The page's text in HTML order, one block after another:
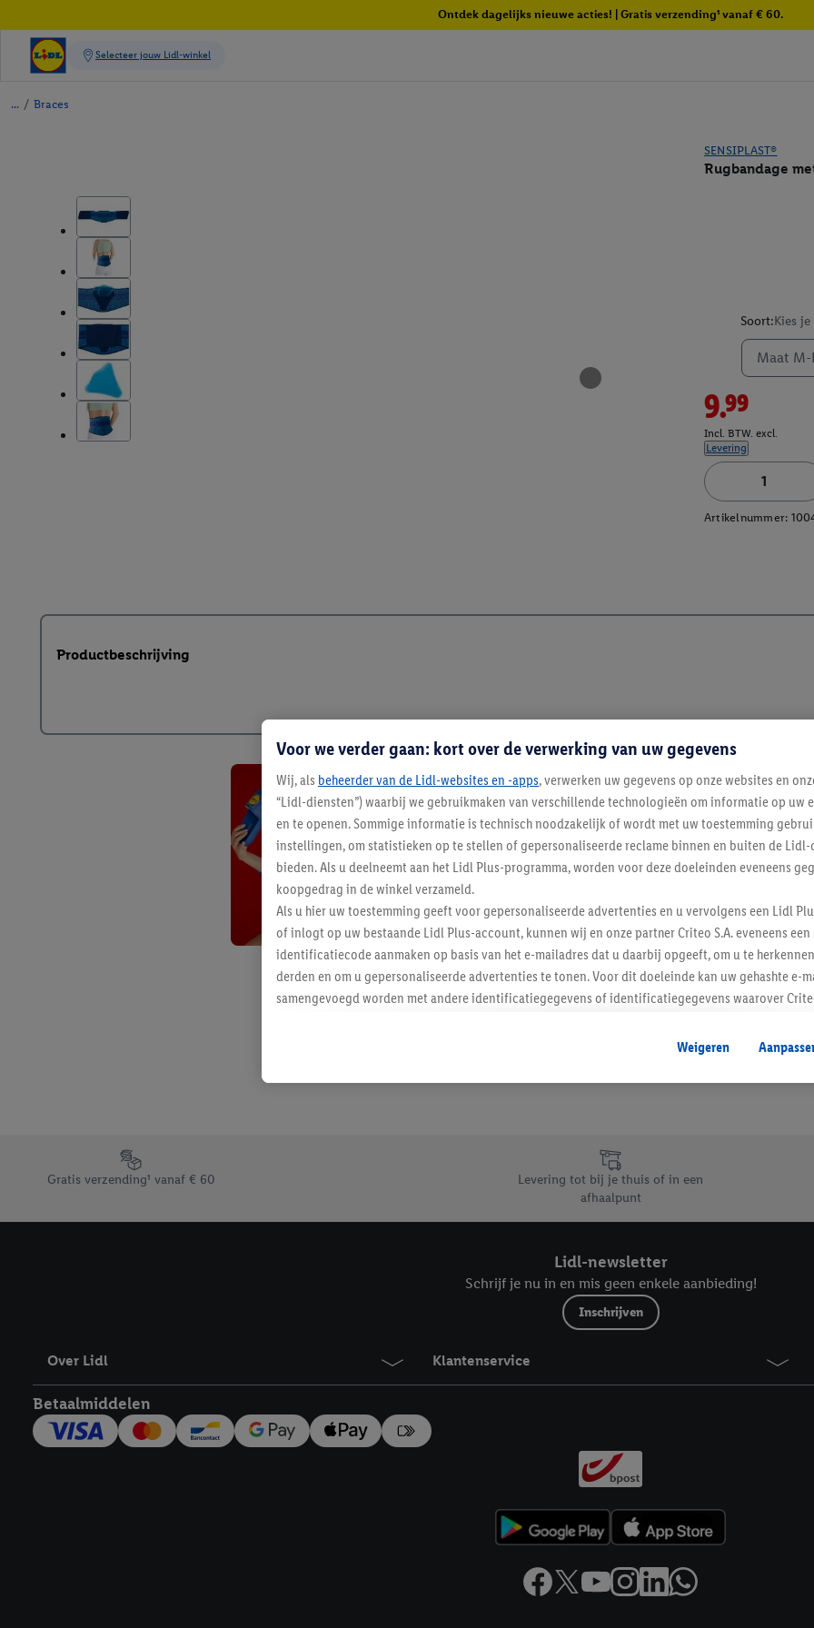
Ontdek dagelijks nieuwe acties! | Gratis verzending¹ vanaf € 60.
/ Braces
SENSIPLAST®
Rugbandage
Soort:Kies
Maat M-L
9.99
Incl. BTW. excl.
Levering
Artikelnummer:
Productbeschrijving
Blijf op de
Schrijf je in op de
Footerelement met de verschillende USPs van Lidl.be
Gratis verzending¹ vanaf € 60
Levering tot bij je thuis of in een
afhaalpunt
Lidl-newsletter
Schrijf je nu in en mis geen enkele aanbieding!
Inschrijven
Over Lidl Klantenservice
Betaalmiddelen
Voor we verder gaan: kort over de verwerking van uw gegevens
Wij, als beheerder van de Lidl-websites en -apps, verwerken uw gegevens op onze websites en
“Lidl-diensten”) waarbij we gebruikmaken van verschillende technologieën om informatie op uw
en te openen. Sommige informatie is technisch noodzakelijk of wordt met uw toestemming
instellingen, om statistieken op te stellen of gepersonaliseerde reclame binnen en buiten de Lidl-
bieden. Als u deelneemt aan het Lidl Plus-programma, worden voor deze doeleinden eveneens
koopgedrag in de winkel verzameld.
Als u hier uw toestemming geeft voor gepersonaliseerde advertenties en u vervolgens een Lidl
of inlogt op uw bestaande Lidl Plus-account, kunnen wij en onze partner Criteo S.A. eveneens
identificatiecode aanmaken op basis van het e-mailadres dat u daarbij opgeeft, om u te
derden en om u gepersonaliseerde advertenties te tonen. Voor dit doeleinde kan uw gehashte e-
samengevoegd worden met andere identificatiegegevens of identificatiegegevens waarover
Als u hiermee akkoord gaat, kunnen advertenties in het kader van retargeting, d.w.z. advertenties
u interesse hebt getoond (bijvoorbeeld door het product in de webshop aan uw winkelmandje
niet te kopen), ook op verschillende apparaten en verschillende Lidl-diensten worden
Onder “Aanpassen” kunt u individuele doeleinden toestaan en meer informatie vinden over de
Door op “weigeren” te klikken, kunt u alleen het gebruik van de noodzakelijke technologieën
“aanvaarden” te klikken, stemt u in met alle verwerkingen voor alle bovengenoemde doeleinden.
Weigeren